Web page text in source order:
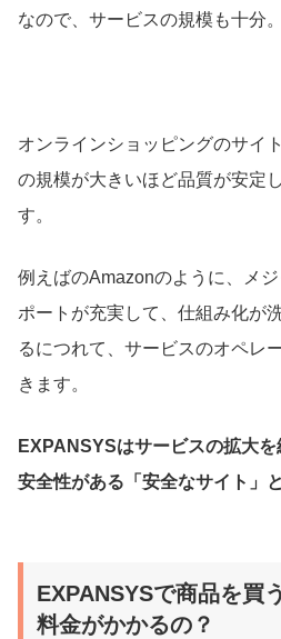
なので、サービスの規模も十分。
オンラインショッピングのサイ
の規模が大きいほど品質が安定
す。
例えばのAmazonのように、メ
ポートが充実して、仕組み化が
るにつれて、サービスのオペレ
きます。
EXPANSYSはサービスの拡大
安全性がある「安全なサイト」
EXPANSYSで商品を買
料金がかかるの？